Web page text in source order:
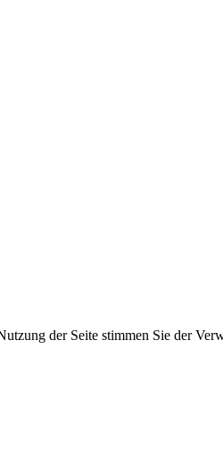
der Seite stimmen Sie der